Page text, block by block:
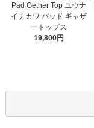
Pad Gether Top ユウナ
イチカワ パッド ギャザ
ートップス
19,800円